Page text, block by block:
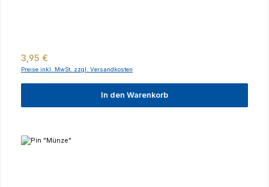
Regulärer Preis:
3,95 €
Preise inkl. MwSt. zzgl. Versandkosten
In den Warenkorb